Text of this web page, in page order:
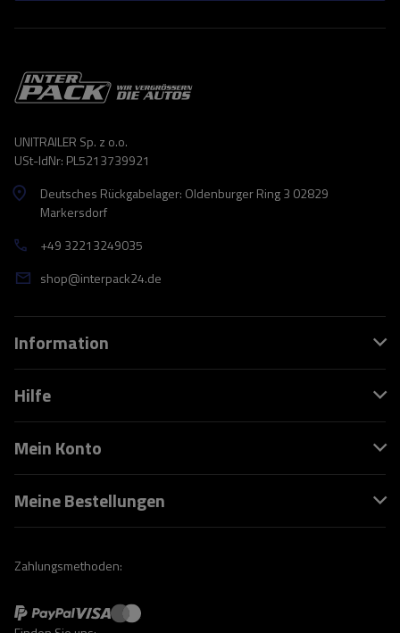
UNITRAILER Sp. z o.o.
USt-IdNr: PL5213739921
Deutsches Rückgabelager: Oldenburger Ring 3 02829
Markersdorf
+49 32213249035
shop@interpack24.de
Information
Hilfe
Mein Konto
Meine Bestellungen
Zahlungsmethoden: